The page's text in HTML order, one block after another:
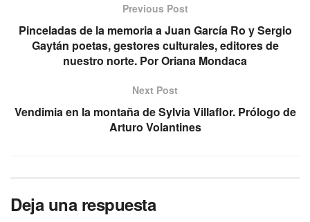
Previous Post
Pinceladas de la memoria a Juan García Ro y Sergio
Gaytán poetas, gestores culturales, editores de
nuestro norte. Por Oriana Mondaca
Next Post
Vendimia en la montaña de Sylvia Villaflor. Prólogo de
Arturo Volantines
Deja una respuesta